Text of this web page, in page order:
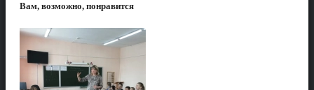
Вам, возможно, понравится